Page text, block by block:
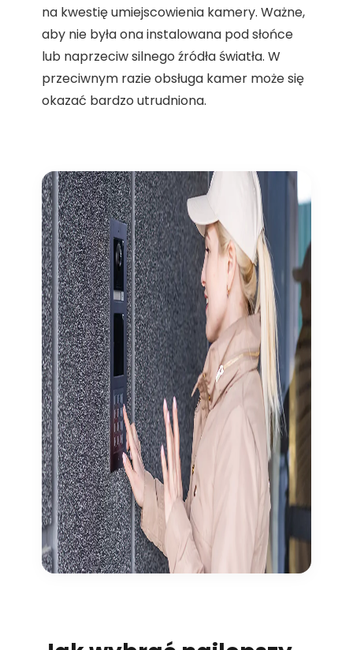
na kwestię umiejscowienia kamery. Ważne,
aby nie była ona instalowana pod słońce
lub naprzeciw silnego źródła światła. W
przeciwnym razie obsługa kamer może się
okazać bardzo utrudniona.